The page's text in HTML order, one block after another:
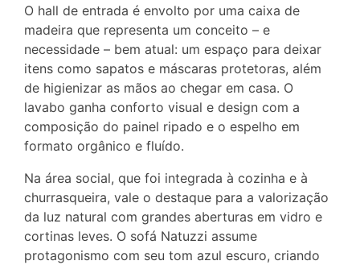
O hall de entrada é envolto por uma caixa de
madeira que representa um conceito – e
necessidade – bem atual: um espaço para deixar
itens como sapatos e máscaras protetoras, além
de higienizar as mãos ao chegar em casa. O
lavabo ganha conforto visual e design com a
composição do painel ripado e o espelho em
formato orgânico e fluído.
Na área social, que foi integrada à cozinha e à
churrasqueira, vale o destaque para a valorização
da luz natural com grandes aberturas em vidro e
cortinas leves. O sofá Natuzzi assume
protagonismo com seu tom azul escuro, criando